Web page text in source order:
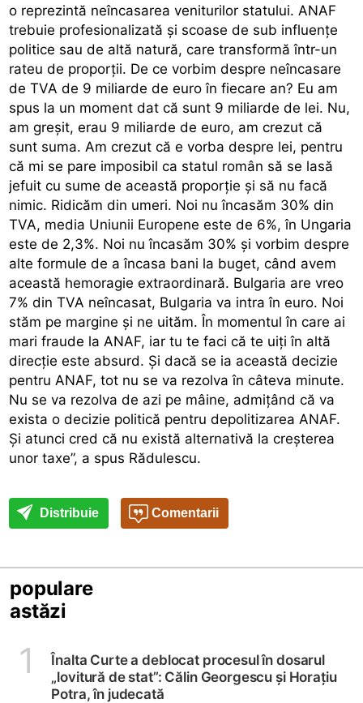
o reprezintă neîncasarea veniturilor statului. ANAF
trebuie profesionalizată și scoase de sub influențe
politice sau de altă natură, care transformă într-un
rateu de proporții. De ce vorbim despre neîncasare
de TVA de 9 miliarde de euro în fiecare an? Eu am
spus la un moment dat că sunt 9 miliarde de lei. Nu,
am greșit, erau 9 miliarde de euro, am crezut că
sunt suma. Am crezut că e vorba despre lei, pentru
că mi se pare imposibil ca statul român să se lasă
jefuit cu sume de această proporție și să nu facă
nimic. Ridicăm din umeri. Noi nu încasăm 30% din
TVA, media Uniunii Europene este de 6%, în Ungaria
este de 2,3%. Noi nu încasăm 30% și vorbim despre
alte formule de a încasa bani la buget, când avem
această hemoragie extraordinară. Bulgaria are vreo
7% din TVA neîncasat, Bulgaria va intra în euro. Noi
stăm pe margine și ne uităm. În momentul în care ai
mari fraude la ANAF, iar tu te faci că te uiți în altă
direcție este absurd. Și dacă se ia această decizie
pentru ANAF, tot nu se va rezolva în câteva minute.
Nu se va rezolva de azi pe mâine, admițând că va
exista o decizie politică pentru depolitizarea ANAF.
Și atunci cred că nu există alternativă la creșterea
unor taxe”, a spus Rădulescu.
Distribuie Comentarii
populare
astăzi
1
Înalta Curte a deblocat procesul în dosarul
„lovitură de stat”: Călin Georgescu și Horațiu
Potra, în judecată